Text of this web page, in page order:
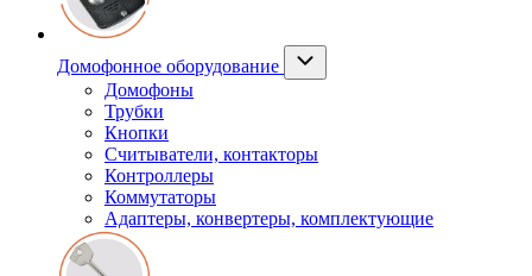
Домофонное оборудование
Домофоны
Трубки
Кнопки
Считыватели, контакторы
Контроллеры
Коммутаторы
Адаптеры, конвертеры, комплектующие